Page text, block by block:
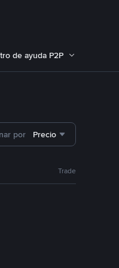
de ayuda P2P
por Precio
Trade